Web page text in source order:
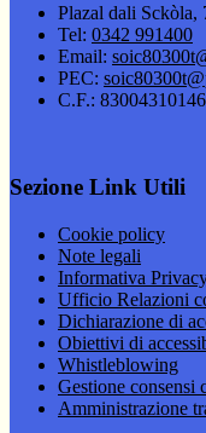
Plazal dali
Tel: 0342 991400
Email:
PEC:
C.F.: 83004310146
Sezione Link Utili
Cookie policy
Note legali
Informativa
Ufficio Relazioni
Dichiarazione di
Obiettivi di
Whistleblowing
Gestione consensi
Amministrazione